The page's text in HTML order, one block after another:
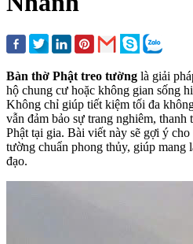
Bàn thờ Phật treo tường là giải
hộ chung cư hoặc không gian sống
Không chỉ giúp tiết kiệm tối đa
vẫn đảm bảo sự trang nghiêm, thanh
Phật tại gia. Bài viết này sẽ gợi ý cho
tường chuẩn phong thủy, giúp mang
đạo.